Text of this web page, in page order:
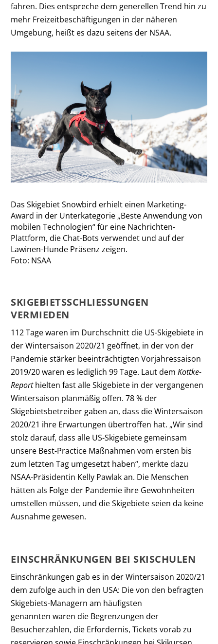
fahren. Dies entspreche dem generellen Trend hin zu
mehr Freizeitbeschäftigungen in der näheren
Umgebung, heißt es dazu seitens der NSAA.
Das Skigebiet Snowbird erhielt einen Marketing-
Award in der Unterkategorie „Beste Anwendung von
mobilen Technologien“ für eine Nachrichten-
Plattform, die Chat-Bots verwendet und auf der
Lawinen-Hunde Präsenz zeigen.
Foto: NSAA
SKIGEBIETSSCHLIESSUNGEN V
ERMIEDEN
112 Tage waren im Durchschnitt die US-Skigebiete in
der Wintersaison 2020/21 geöffnet, in der von der
Pandemie stärker beeinträchtigten Vorjahressaison
2019/20 waren es lediglich 99 Tage. Laut demKottke-
Reporthielten fast alle Skigebiete in der vergangenen
Wintersaison planmäßig offen. 78 % der
Skigebietsbetreiber gaben an, dass die Wintersaison
2020/21 ihre Erwartungen übertroffen hat. „Wir sind
stolz darauf, dass alle US-Skigebiete gemeinsam
unsere Best-Practice Maßnahmen vom ersten bis
zum letzten Tag umgesetzt haben“, merkte dazu
NSAA-Präsidentin Kelly Pawlak an. Die Menschen
hätten als Folge der Pandemie ihre Gewohnheiten
umstellen müssen, und die Skigebiete seien da keine
Ausnahme gewesen.
EINSCHRÄNKUNGEN BEI SKISCHULEN
Einschränkungen gab es in der Wintersaison 2020/21
dem zufolge auch in den USA: Die von den befragten
Skigebiets-Managern am häufigsten
genannten waren die Begrenzungen der
Besucherzahlen, die Erfordernis, Tickets vorab zu